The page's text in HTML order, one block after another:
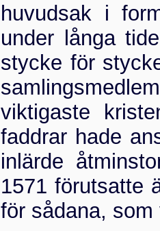
huvudsak i
under långa
stycke för
viktigaste
faddrar hade
inlärde
1571 förutsatte
för sådana,